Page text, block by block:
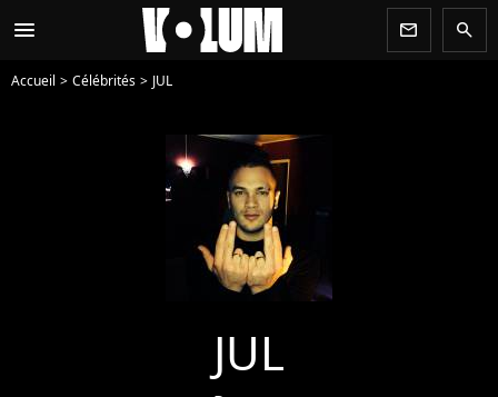
menu newsletter search
Accueil Célébrités JUL
JUL